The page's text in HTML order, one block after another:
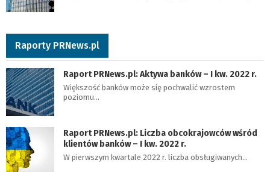
Raporty PRNews.pl
Raport PRNews.pl: Aktywa banków – I kw. 2022 r.
Większość banków może się pochwalić wzrostem
poziomu…
Raport PRNews.pl: Liczba obcokrajowców wśród
klientów banków – I kw. 2022 r.
W pierwszym kwartale 2022 r. liczba obsługiwanych…